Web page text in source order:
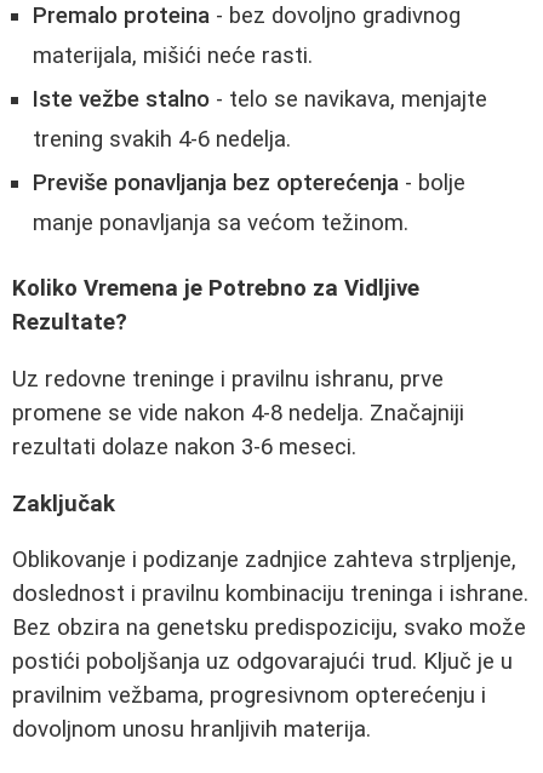
Premalo proteina - bez dovoljno gradivnog
materijala, mišići neće rasti.
Iste vežbe stalno - telo se navikava, menjajte
trening svakih 4-6 nedelja.
Previše ponavljanja bez opterećenja - bolje
manje ponavljanja sa većom težinom.
Koliko Vremena je Potrebno za Vidljive
Rezultate?
Uz redovne treninge i pravilnu ishranu, prve
promene se vide nakon 4-8 nedelja. Značajniji
rezultati dolaze nakon 3-6 meseci.
Zaključak
Oblikovanje i podizanje zadnjice zahteva strpljenje,
doslednost i pravilnu kombinaciju treninga i ishrane.
Bez obzira na genetsku predispoziciju, svako može
postići poboljšanja uz odgovarajući trud. Ključ je u
pravilnim vežbama, progresivnom opterećenju i
dovoljnom unosu hranljivih materija.